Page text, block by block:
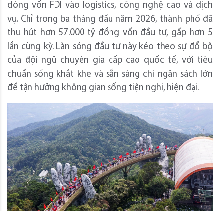
dòng vốn FDI vào logistics, công nghệ cao và dịch
vụ. Chỉ trong ba tháng đầu năm 2026, thành phố đã
thu hút hơn 57.000 tỷ đồng vốn đầu tư, gấp hơn 5
lần cùng kỳ. Làn sóng đầu tư này kéo theo sự đổ bộ
của đội ngũ chuyên gia cấp cao quốc tế, với tiêu
chuẩn sống khắt khe và sẵn sàng chi ngân sách lớn
để tận hưởng không gian sống tiện nghi, hiện đại.